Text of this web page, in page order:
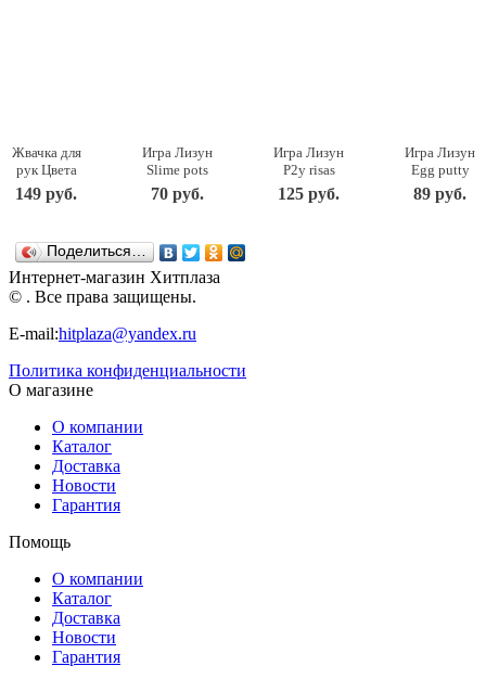
Жвачка для
рук Цвета
металлик
170203-D
149 руб.
Игра Лизун
Slime pots
XXB-714
70 руб.
Игра Лизун
P2y risas
XXB-087-2
125 руб.
Игра Лизун
Egg putty
XXB-063B
89 руб.
Поделиться…
Интернет-магазин Хитплаза
© . Все права защищены.
E-mail:hitplaza@yandex.ru
Политика конфиденциальности
О магазине
О компании
Каталог
Доставка
Новости
Гарантия
Помощь
О компании
Каталог
Доставка
Новости
Гарантия